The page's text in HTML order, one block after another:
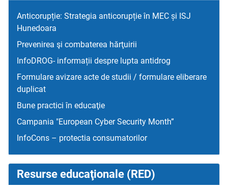
Anticorupție: Strategia anticorupție în MEC și ISJ
Hunedoara
Prevenirea şi combaterea hărţuirii
InfoDROG- informații despre lupta antidrog
Formulare avizare acte de studii / formulare eliberare
duplicat
Bune practici în educaţie
Campania "European Cyber Security Month”
InfoCons – protectia consumatorilor
Resurse educaţionale (RED)